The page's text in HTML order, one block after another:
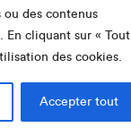
des contenus
En cliquant sur « Tout
des cookies.
Accepter tout